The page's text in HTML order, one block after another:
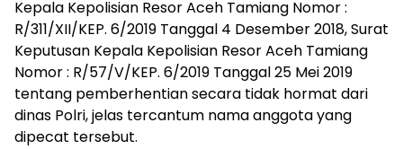
Kepala Kepolisian Resor Aceh Tamiang Nomor :
R/311/XII/KEP. 6/2019 Tanggal 4 Desember 2018, Surat
Keputusan Kepala Kepolisian Resor Aceh Tamiang
Nomor : R/57/V/KEP. 6/2019 Tanggal 25 Mei 2019
tentang pemberhentian secara tidak hormat dari
dinas Polri, jelas tercantum nama anggota yang
dipecat tersebut.